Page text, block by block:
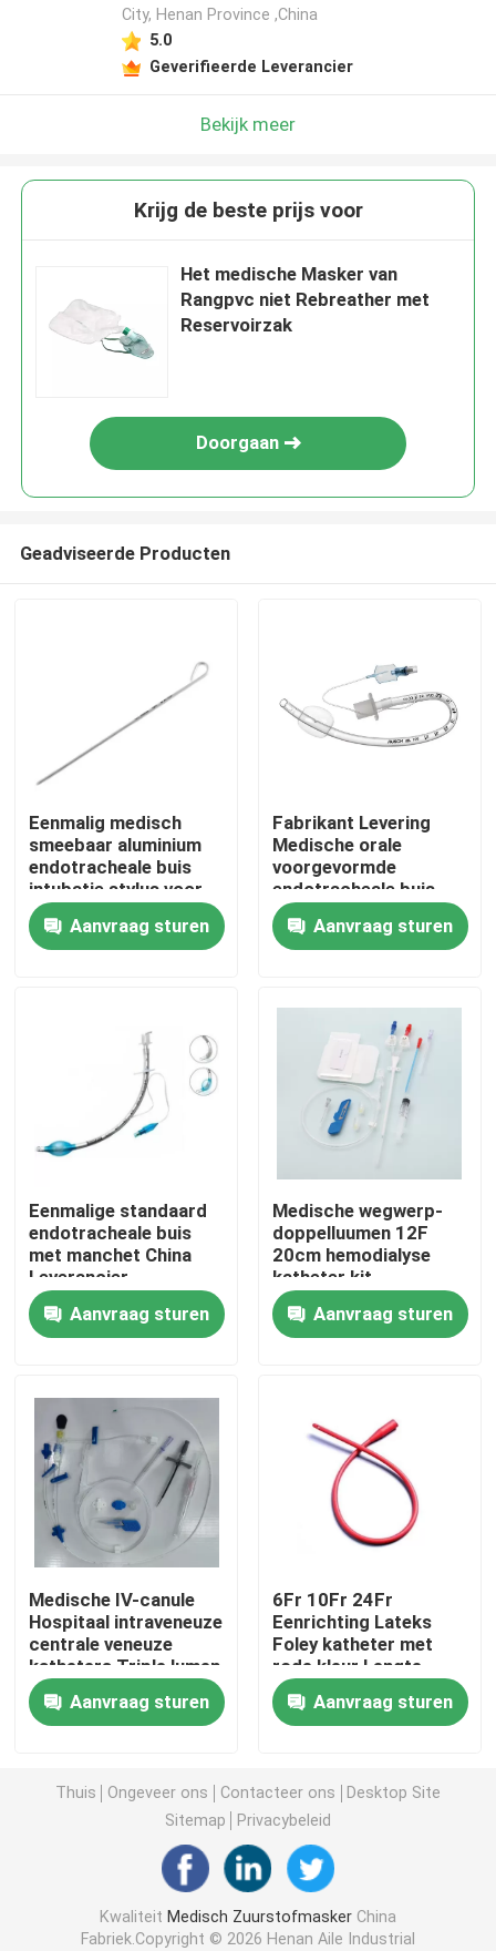
Producten
Video's
Fabriekstocht
Kwaliteitscontrole
Neem contact met ons op
Nieuws
Venturi-zuurstofmasker
Draagbaar Zuurstofmasker
Beschikbare Steriele Spuit
De Reeks van de infusietransfusie
Silicone Met een laag bedekte Catheter
Chirurgisch het Kleden zich Verband
Gauze Cotton Swab
City, Henan Province ,China
5.0
Geverifieerde Leverancier
Bekijk meer
Krijg de beste prijs voor
Het medische Masker van
Rangpvc niet Rebreather met
Reservoirzak
Doorgaan
Geadviseerde Producten
Eenmalig medisch
smeebaar aluminium
endotracheale buis
intubatie stylus voor
stylus intubatie
Aanvraag sturen
Fabrikant Levering
Medische orale
voorgevormde
endotracheale buis
met manchet luchtweg
Aanvraag sturen
Eenmalige standaard
endotracheale buis
met manchet China
Leverancier
CHENKANG medische
producten
Aanvraag sturen
Medische wegwerp-
doppelluumen 12F
20cm hemodialyse
katheter kit
Aanvraag sturen
Medische IV-canule
Hospitaal intraveneuze
centrale veneuze
katheters Triple lumen
Centrale veneuze
katheterset
Aanvraag sturen
6Fr 10Fr 24Fr
Eenrichting Lateks
Foley katheter met
rode kleur Lengte
270mm 400mm
Aanvraag sturen
Thuis Ongeveer ons Contacteer ons
Desktop Site
Sitemap
Privacybeleid
Kwaliteit Medisch ZuurstofmaskerChina
Fabriek.Copyright © 2026 Henan Aile Industrial